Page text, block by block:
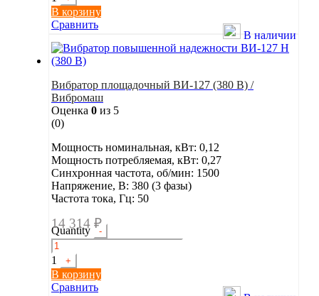
В корзину
Сравнить
В наличии
Вибратор площадочный ВИ-127 (380 В) /
Вибромаш
Оценка 0 из 5
(0)
Мощность номинальная, кВт: 0,12
Мощность потребляемая, кВт: 0,27
Синхронная частота, об/мин: 1500
Напряжение, В: 380 (3 фазы)
Частота тока, Гц: 50
14 314 ₽
Quantity -
1 +
В корзину
Сравнить